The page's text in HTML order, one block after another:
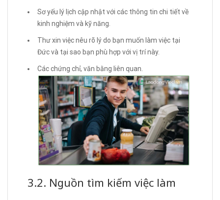
Sơ yếu lý lịch cập nhật với các thông tin chi tiết về
kinh nghiệm và kỹ năng.
Thư xin việc nêu rõ lý do bạn muốn làm việc tại
Đức và tại sao bạn phù hợp với vị trí này.
Các chứng chỉ, văn bằng liên quan.
3.2. Nguồn tìm kiếm việc làm